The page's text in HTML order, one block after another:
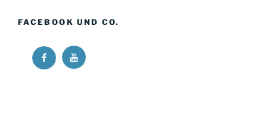
FACEBOOK UND CO.
Ricos
Long
Ricos
Long